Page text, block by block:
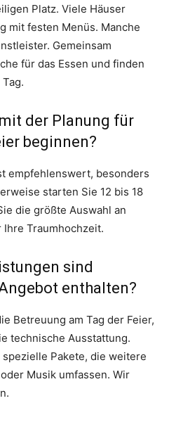
Platz. Viele Häuser
mit festen Menüs. Manche
Gemeinsam
für das Essen und finden
der Planung für
beginnen?
empfehlenswert, besonders
starten Sie 12 bis 18
die größte Auswahl an
Traumhochzeit.
sind
enthalten?
Betreuung am Tag der Feier,
technische Ausstattung.
Pakete, die weitere
Musik umfassen. Wir